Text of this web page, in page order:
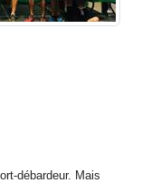
débardeur. Mais